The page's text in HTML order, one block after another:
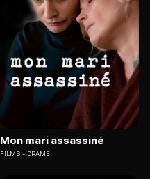
Mon mari assassiné
FILMS DRAME